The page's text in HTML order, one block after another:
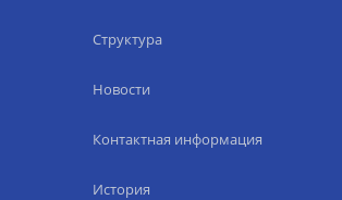
Структура
Новости
Контактная информация
История